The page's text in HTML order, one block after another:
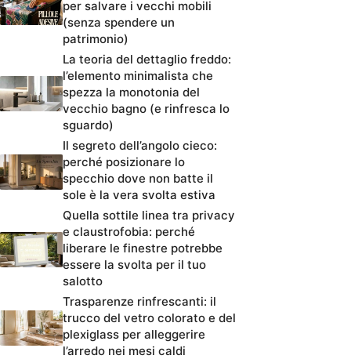
per salvare i vecchi mobili
(senza spendere un
patrimonio)
La teoria del dettaglio freddo:
l’elemento minimalista che
spezza la monotonia del
vecchio bagno (e rinfresca lo
sguardo)
Il segreto dell’angolo cieco:
perché posizionare lo
specchio dove non batte il
sole è la vera svolta estiva
Quella sottile linea tra privacy
e claustrofobia: perché
liberare le finestre potrebbe
essere la svolta per il tuo
salotto
Trasparenze rinfrescanti: il
trucco del vetro colorato e del
plexiglass per alleggerire
l’arredo nei mesi caldi